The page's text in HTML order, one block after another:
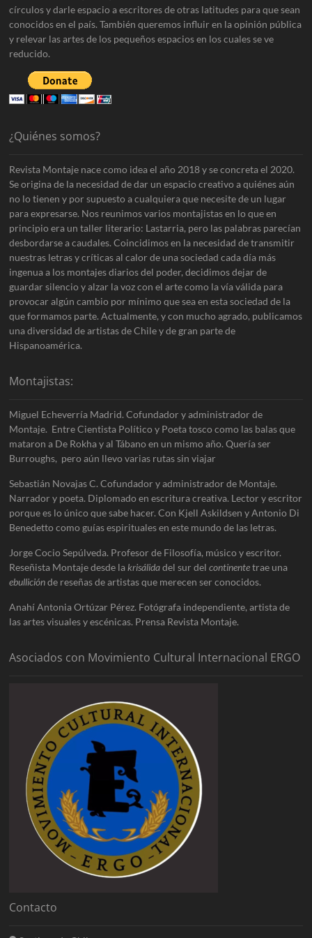
círculos y darle espacio a escritores de otras latitudes para que sean
conocidos en el país. También queremos influir en la opinión pública
y relevar las artes de los pequeños espacios en los cuales se ve
reducido.
¿Quiénes somos?
Revista Montaje nace como idea el año 2018 y se concreta el 2020.
Se origina de la necesidad de dar un espacio creativo a quiénes aún
no lo tienen y por supuesto a cualquiera que necesite de un lugar
para expresarse. Nos reunimos varios montajistas en lo que en
principio era un taller literario: Lastarria, pero las palabras parecían
desbordarse a caudales. Coincidimos en la necesidad de transmitir
nuestras letras y críticas al calor de una sociedad cada día más
ingenua a los montajes diarios del poder, decidimos dejar de
guardar silencio y alzar la voz con el arte como la vía válida para
provocar algún cambio por mínimo que sea en esta sociedad de la
que formamos parte. Actualmente, y con mucho agrado, publicamos
una diversidad de artistas de Chile y de gran parte de
Hispanoamérica.
Montajistas:
Miguel Echeverría Madrid. Cofundador y administrador de
Montaje. Entre Cientista Político y Poeta tosco como las balas que
mataron a De Rokha y al Tábano en un mismo año. Quería ser
Burroughs, pero aún llevo varias rutas sin viajar
Sebastián Novajas C. Cofundador y administrador de Montaje.
Narrador y poeta. Diplomado en escritura creativa. Lector y escritor
porque es lo único que sabe hacer. Con Kjell Askildsen y Antonio Di
Benedetto como guías espirituales en este mundo de las letras.
Jorge Cocio Sepúlveda. Profesor de Filosofía, músico y escritor.
Reseñista Montaje desde lakrisálidadel sur delcontinentetrae una
ebulliciónde reseñas de artistas que merecen ser conocidos.
Anahí Antonia Ortúzar Pérez. Fotógrafa independiente, artista de
las artes visuales y escénicas. Prensa Revista Montaje.
Asociados con Movimiento Cultural Internacional ERGO
Contacto